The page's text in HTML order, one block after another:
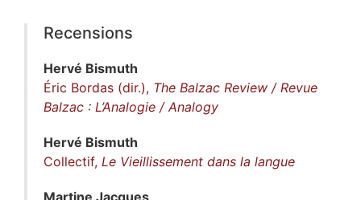
Recensions
Hervé Bismuth
Éric Bordas (dir.), The Balzac Review / Revue
Balzac : L’Analogie / Analogy
Hervé Bismuth
Collectif, Le Vieillissement dans la langue